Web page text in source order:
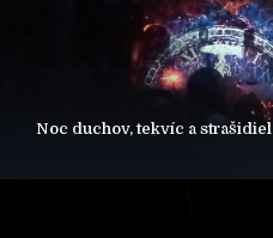
Noc duchov, tekvíc a strašidiel